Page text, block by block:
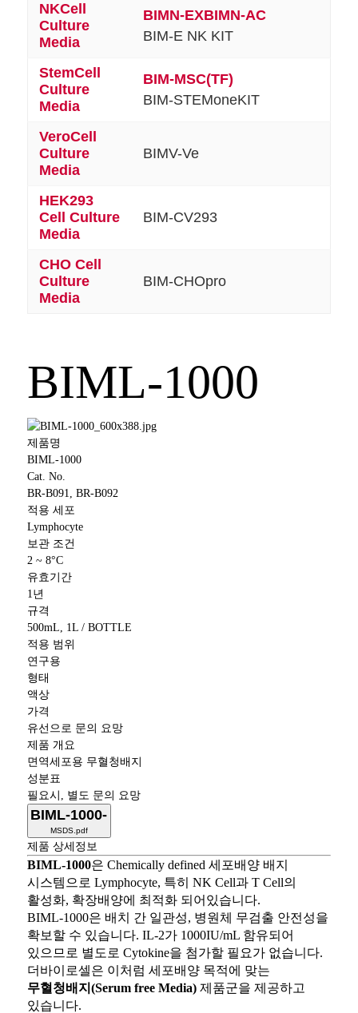
NKCell
Culture
Media
BIMN-EXBIMN-AC
BIM-E NK KIT
StemCell
Culture
Media
BIM-MSC(TF)
BIM-STEMoneKIT
VeroCell
Culture
Media
BIMV-Ve
HEK293
Cell Culture
Media
BIM-CV293
CHO Cell
Culture
Media
BIM-CHOpro
BIML-1000
제품명
BIML-1000
Cat. No.
BR-B091, BR-B092
적용 세포
Lymphocyte
보관 조건
2 ~ 8°C
유효기간
1년
규격
500mL, 1L / BOTTLE
적용 범위
연구용
형태
액상
가격
유선으로 문의 요망
제품 개요
면역세포용 무혈청배지
성분표
필요시, 별도 문의 요망
BIML-1000-
MSDS.pdf
제품 상세정보
BIML-1000은 Chemically defined 세포배양 배지
시스템으로 Lymphocyte, 특히 NK Cell과 T Cell의
활성화, 확장배양에 최적화 되어있습니다.
BIML-1000은 배치 간 일관성, 병원체 무검출 안전성을
확보할 수 있습니다. IL-2가 1000IU/mL 함유되어
있으므로 별도로 Cytokine을 첨가할 필요가 없습니다.
더바이로셀은 이처럼 세포배양 목적에 맞는
무혈청배지(Serum free Media)제품군을 제공하고
있습니다.